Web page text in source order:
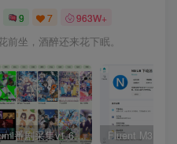
9 7 963W+
前坐，酒醉还来花下眠。
Kazumi番剧采集v1.6.9：支持自定义规则+在线观看+弹幕，跨平台下载